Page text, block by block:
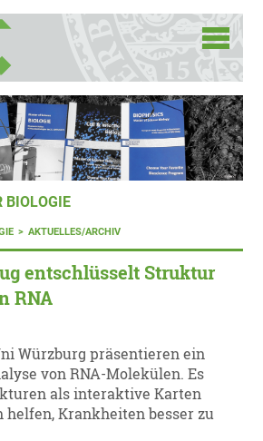
BIOLOGIE
AKTUELLES/ARCHIV
entschlüsselt Struktur
RNA
Würzburg präsentieren ein
von RNA-Molekülen. Es
als interaktive Karten
helfen, Krankheiten besser zu